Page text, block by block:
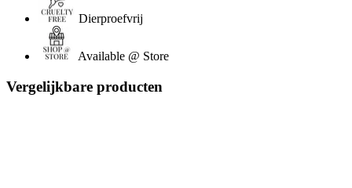
Dierproefvrij
Available @ Store
Vergelijkbare producten